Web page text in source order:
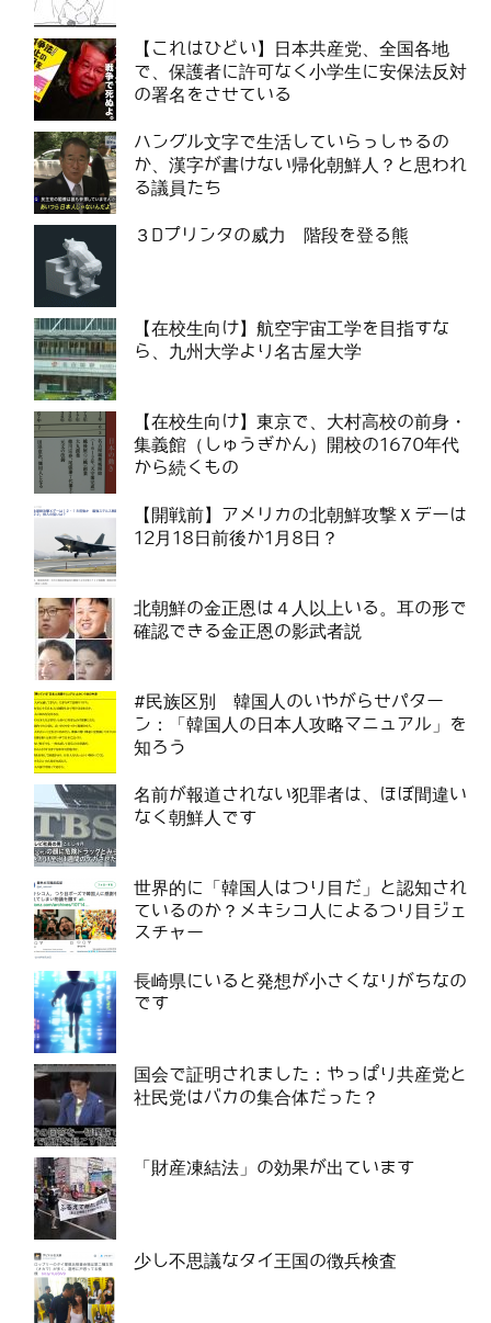
【これはひどい】日本共産党、全国各地
で、保護者に許可なく小学生に安保法反対
の署名をさせている
ハングル文字で生活していらっしゃるの
か、漢字が書けない帰化朝鮮人？と思われ
る議員たち
３Dプリンタの威力 階段を登る熊
【在校生向け】航空宇宙工学を目指すな
ら、九州大学より名古屋大学
【在校生向け】東京で、大村高校の前身・
集義館（しゅうぎかん）開校の1670年代
から続くもの
【開戦前】アメリカの北朝鮮攻撃Ｘデーは
12月18日前後か1月8日？
北朝鮮の金正恩は４人以上いる。耳の形で
確認できる金正恩の影武者説
#民族区別 韓国人のいやがらせパター
ン：「韓国人の日本人攻略マニュアル」を
知ろう
名前が報道されない犯罪者は、ほぼ間違い
なく朝鮮人です
世界的に「韓国人はつり目だ」と認知され
ているのか？メキシコ人によるつり目ジェ
スチャー
長崎県にいると発想が小さくなりがちなの
です
国会で証明されました：やっぱり共産党と
社民党はバカの集合体だった？
「財産凍結法」の効果が出ています
少し不思議なタイ王国の徴兵検査